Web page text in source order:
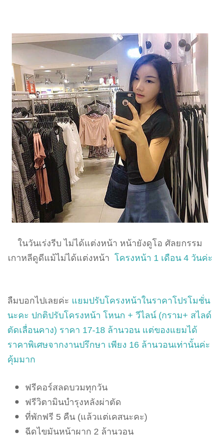
ในวันเร่งรีบ ไม่ได้แต่งหน้า หน้ายังดูโอ ศัลยกรรม
เกาหลีดูดีแม้ไม่ได้แต่งหน้า โครงหน้า 1 เดือน 4 วันค่ะ
ลืมบอกไปเลยค่ะ แยมปรับโครงหน้าในราคาโปรโมชั่น
นะคะ ปกติปรับโครงหน้า โหนก + วีไลน์ (กราม+ สไลด์
ตัดเลื่อนคาง) ราคา 17-18 ล้านวอน แต่ของแยมได้
ราคาพิเศษจากงานปรึกษา เพียง 16 ล้านวอนเท่านั้นค่ะ
คุ้มมาก
ฟรีคอร์สลดบวมทุกวัน
ฟรีวิตามินบำรุงหลังผ่าตัด
ที่พักฟรี 5 คืน (แล้วแต่เคสนะคะ)
ฉีดไขมันหน้าผาก 2 ล้านวอน